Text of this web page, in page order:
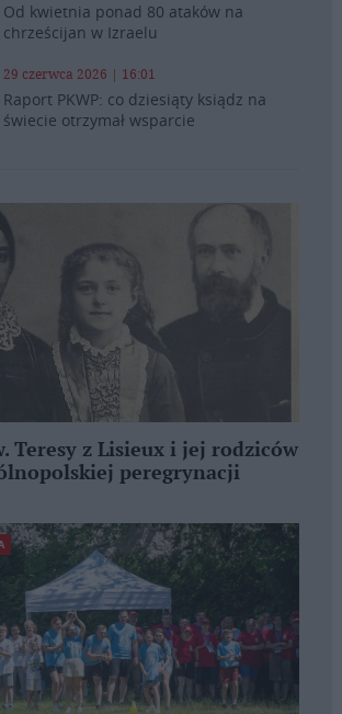
Od kwietnia ponad 80 ataków na
chrześcijan w Izraelu
29 czerwca 2026 | 16:01
Raport PKWP: co dziesiąty ksiądz na
świecie otrzymał wsparcie
Teresy z Lisieux i jej rodziców
peregrynacji